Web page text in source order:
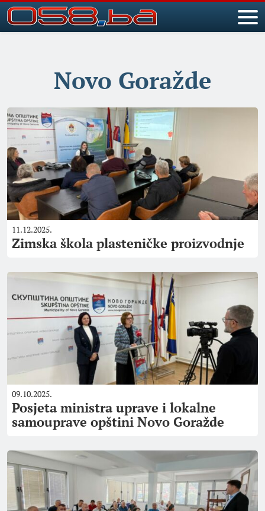
Novo Goražde
11.12.2025.
Zimska škola plasteničke proizvodnje
09.10.2025.
Posjeta ministra uprave i lokalne
samouprave opštini Novo Goražde